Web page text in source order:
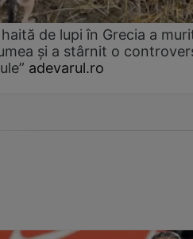
de lupi în Grecia a
și a stârnit o
adevarul.ro